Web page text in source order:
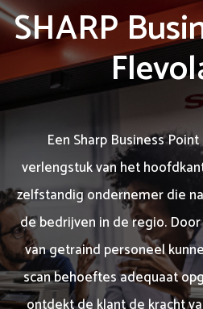
SHARP
Een Sharp Business
verlengstuk van het
zelfstandig ondernemer die
de bedrijven in de regio.
van getraind personeel
scan behoeftes adequaat